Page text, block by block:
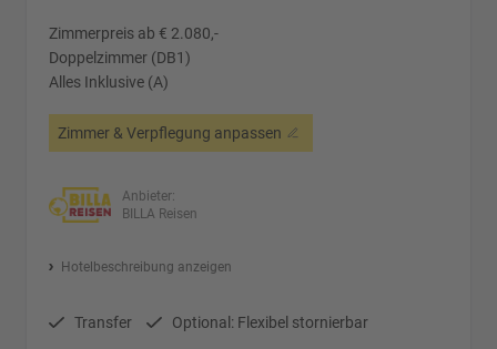
Zimmerpreis ab € 2.080,-
Doppelzimmer (DB1)
Alles Inklusive (A)
Zimmer & Verpflegung anpassen
Anbieter:
BILLA Reisen
Hotelbeschreibung anzeigen
Transfer Optional: Flexibel stornierbar